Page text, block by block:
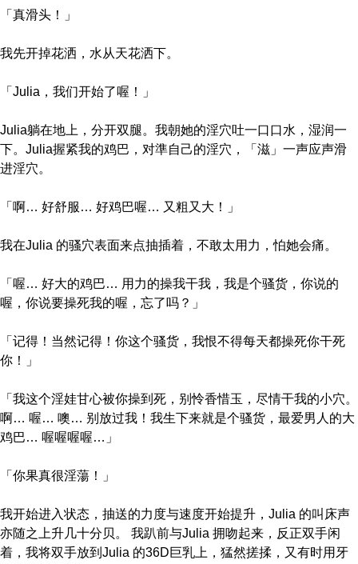
「真滑头！」
我先开掉花洒，水从天花洒下。
「Julia，我们开始了喔！」
Julia躺在地上，分开双腿。我朝她的淫穴吐一口口水，湿润一
下。Julia握紧我的鸡巴，对準自己的淫穴，「滋」一声应声滑
进淫穴。
「啊… 好舒服… 好鸡巴喔… 又粗又大！」
我在Julia 的骚穴表面来点抽插着，不敢太用力，怕她会痛。
「喔… 好大的鸡巴… 用力的操我干我，我是个骚货，你说的
喔，你说要操死我的喔，忘了吗？」
「记得！当然记得！你这个骚货，我恨不得每天都操死你干死
你！」
「我这个淫娃甘心被你操到死，别怜香惜玉，尽情干我的小穴。
啊… 喔… 噢… 别放过我！我生下来就是个骚货，最爱男人的大
鸡巴… 喔喔喔喔…」
「你果真很淫蕩！」
我开始进入状态，抽送的力度与速度开始提升，Julia 的叫床声
亦随之上升几十分贝。 我趴前与Julia 拥吻起来，反正双手闲
着，我将双手放到Julia 的36D巨乳上，猛然搓揉，又有时用牙